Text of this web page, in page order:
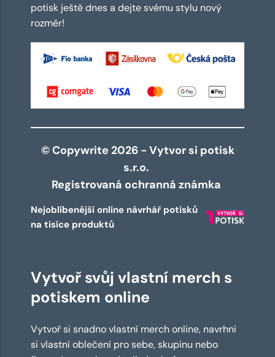
potisk ještě dnes a dejte svému stylu nový
rozměr!
© Copywrite 2026 - Vytvor si potisk
s.r.o.
Registrovaná ochranná známka
Nejoblíbenější online návrhář potisků
na tisíce produktů
Vytvoř svůj vlastní merch s
potiskem online
Vytvoř si snadno vlastní merch online, navrhni
si vlastní oblečení pro sebe, skupinu nebo